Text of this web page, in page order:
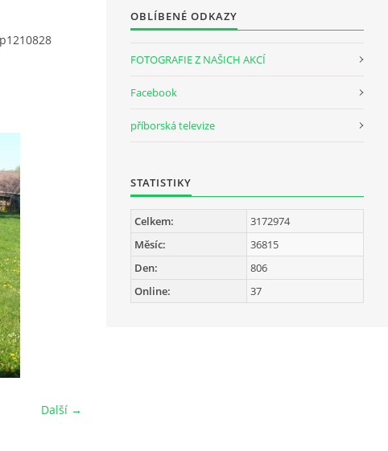
Další →
OBLÍBENÉ ODKAZY
FOTOGRAFIE Z NAŠICH AKCÍ
Facebook
příborská televize
STATISTIKY
Online: 37
Celkem:
3172974
Měsíc:
36815
Den:
806